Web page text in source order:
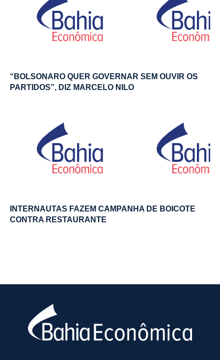
“BOLSONARO QUER GOVERNAR SEM OUVIR OS
PARTIDOS”, DIZ MARCELO NILO
INTERNAUTAS FAZEM CAMPANHA DE BOICOTE
CONTRA RESTAURANTE